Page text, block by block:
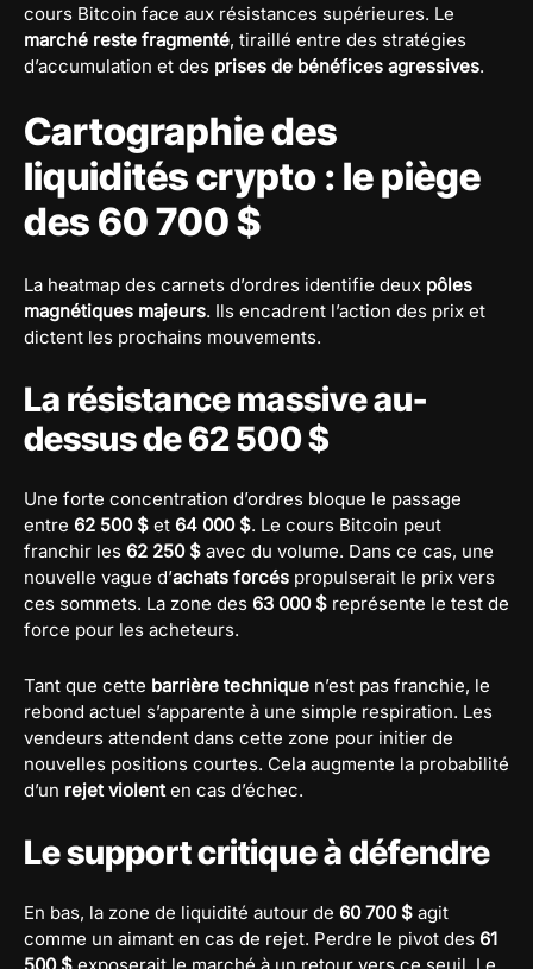
cours Bitcoin face aux résistances supérieures. Le
marché reste fragmenté, tiraillé entre des stratégies
d’accumulation et des prises de bénéfices agressives.
Cartographie des
liquidités crypto : le piège
des 60 700 $
La heatmap des carnets d’ordres identifie deux pôles
magnétiques majeurs. Ils encadrent l’action des prix et
dictent les prochains mouvements.
La résistance massive au-
dessus de 62 500 $
Une forte concentration d’ordres bloque le passage
entre 62 500 $ et 64 000 $. Le cours Bitcoin peut
franchir les 62 250 $ avec du volume. Dans ce cas, une
nouvelle vague d’achats forcés propulserait le prix vers
ces sommets. La zone des 63 000 $ représente le test de
force pour les acheteurs.
Tant que cette barrière technique n’est pas franchie, le
rebond actuel s’apparente à une simple respiration. Les
vendeurs attendent dans cette zone pour initier de
nouvelles positions courtes. Cela augmente la probabilité
d’un rejet violenten cas d’échec.
Le support critique à défendre
En bas, la zone de liquidité autour de 60 700 $ agit
comme un aimant en cas de rejet. Perdre le pivot des 61